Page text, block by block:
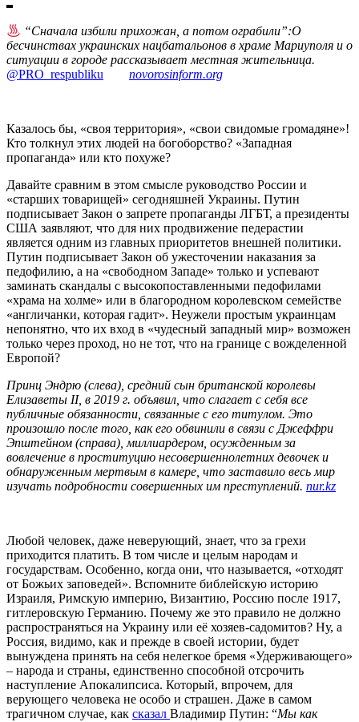
“Сначала избили прихожан, а потом ограбили”:О
бесчинствах украинских нацбатальонов в храме Мариуполя и о
ситуации в городе рассказывает местная жительница.
@PRO_respubliku
novorosinform.org
Казалось бы, «своя территория», «свои свидомые громадяне»!
Кто толкнул этих людей на богоборство? «Западная
пропаганда» или кто похуже?
Давайте сравним в этом смысле руководство России и
«старших товарищей» сегодняшней Украины. Путин
подписывает Закон о запрете пропаганды ЛГБТ, а президенты
США заявляют, что для них продвижение педерастии
является одним из главных приоритетов внешней политики.
Путин подписывает Закон об ужесточении наказания за
педофилию, а на «свободном Западе» только и успевают
заминать скандалы с высокопоставленными педофилами
«храма на холме» или в благородном королевском семействе
«англичанки, которая гадит». Неужели простым украинцам
непонятно, что их вход в «чудесный западный мир» возможен
только через проход, но не тот, что на границе с вожделенной
Европой?
Принц Эндрю (слева), средний сын британской королевы
Елизаветы II, в 2019 г. объявил, что слагает с себя все
публичные обязанности, связанные с его титулом. Это
произошло после того, как его обвинили в связи с Джеффри
Эпштейном (справа), миллиардером, осужденным за
вовлечение в проституцию несовершеннолетних девочек и
обнаруженным мертвым в камере, что заставило весь мир
изучать подробности совершенных им преступлений. nur.kz
Любой человек, даже неверующий, знает, что за грехи
приходится платить. В том числе и целым народам и
государствам. Особенно, когда они, что называется, «отходят
от Божьих заповедей». Вспомните библейскую историю
Израиля, Римскую империю, Византию, Россию после 1917,
гитлеровскую Германию. Почему же это правило не должно
распространяться на Украину или её хозяев-садомитов? Ну, а
Россия, видимо, как и прежде в своей истории, будет
вынуждена принять на себя нелегкое бремя «Удерживающего»
– народа и страны, единственно способной отсрочить
наступление Апокалипсиса. Который, впрочем, для
верующего человека не особо и страшен. Даже в самом
трагичном случае, как сказал Владимир Путин: “Мы как